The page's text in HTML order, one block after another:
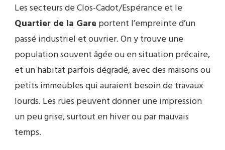
Les secteurs de Clos-Cadot/Espérance et le
Quartier de la Gare portent l’empreinte d’un
passé industriel et ouvrier. On y trouve une
population souvent âgée ou en situation précaire,
et un habitat parfois dégradé, avec des maisons ou
petits immeubles qui auraient besoin de travaux
lourds. Les rues peuvent donner une impression
un peu grise, surtout en hiver ou par mauvais
temps.